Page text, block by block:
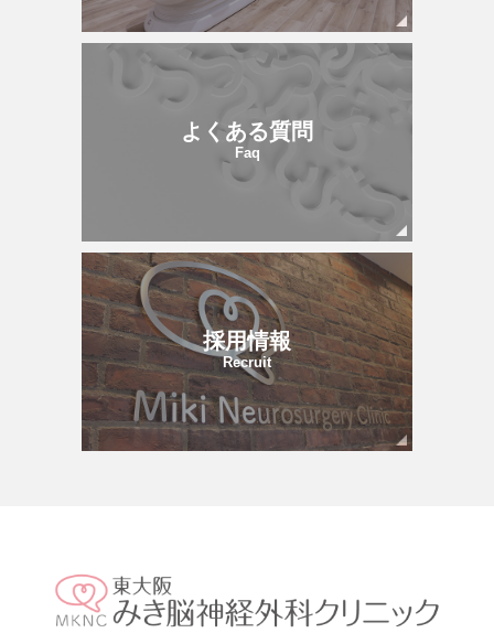
よくある質問
Faq
採用情報
Recruit